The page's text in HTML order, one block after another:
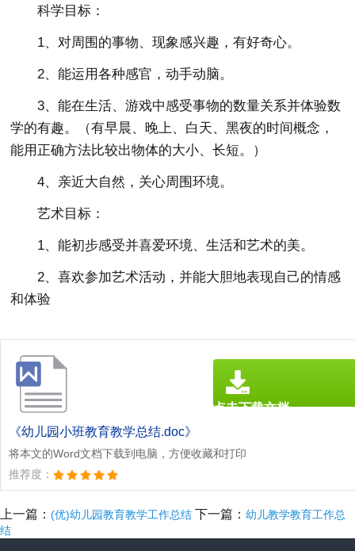
科学目标：
1、对周围的事物、现象感兴趣，有好奇心。
2、能运用各种感官，动手动脑。
3、能在生活、游戏中感受事物的数量关系并体验数
学的有趣。（有早晨、晚上、白天、黑夜的时间概念，
能用正确方法比较出物体的大小、长短。）
4、亲近大自然，关心周围环境。
艺术目标：
1、能初步感受并喜爱环境、生活和艺术的美。
2、喜欢参加艺术活动，并能大胆地表现自己的情感
和体验
《幼儿园小班教育教学总结.doc》
将本文的Word文档下载到电脑，方便收藏和打印
推荐度：
点击下载文档
上一篇： (优)幼儿园教育教学工作总结 下一篇： 幼儿教学教育工作总
结